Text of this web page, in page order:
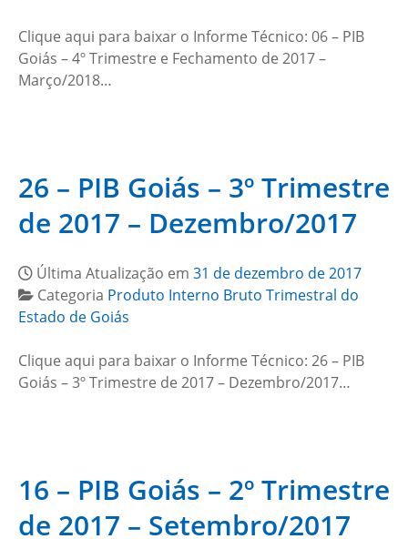
Clique aqui para baixar o Informe Técnico: 06 – PIB
Goiás – 4º Trimestre e Fechamento de 2017 –
Março/2018…
26 – PIB Goiás – 3º Trimestre
de 2017 – Dezembro/2017
Última Atualização em 31 de dezembro de 2017
Categoria Produto Interno Bruto Trimestral do
Estado de Goiás
Clique aqui para baixar o Informe Técnico: 26 – PIB
Goiás – 3º Trimestre de 2017 – Dezembro/2017…
16 – PIB Goiás – 2º Trimestre
de 2017 – Setembro/2017